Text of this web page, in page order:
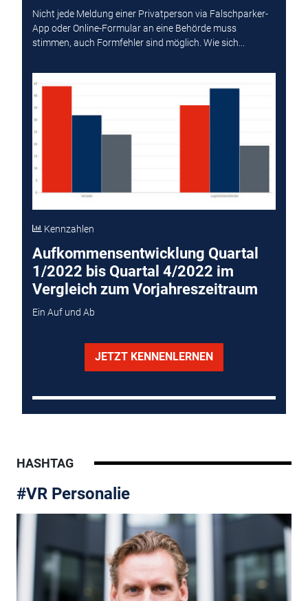
Nicht jede Meldung einer Privatperson via Falschparker-
App oder Online-Formular an eine Behörde muss
stimmen, auch Formfehler sind möglich. Wie sich...
Kennzahlen
Aufkommensentwicklung Quartal
1/2022 bis Quartal 4/2022 im
Vergleich zum Vorjahreszeitraum
Ein Auf und Ab
JETZT KENNENLERNEN
HASHTAG
#VR Personalie